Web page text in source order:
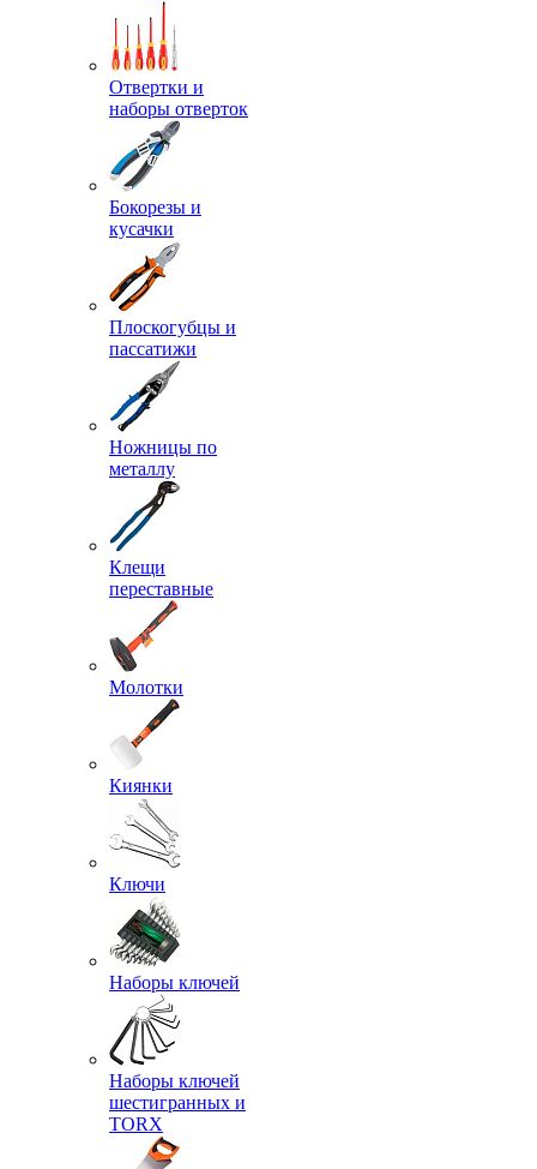
Отвертки и
наборы отверток
Бокорезы и
кусачки
Плоскогубцы и
пассатижи
Ножницы по
металлу
Клещи
переставные
Молотки
Киянки
Ключи
Наборы ключей
Наборы ключей
шестигранных и
TORX